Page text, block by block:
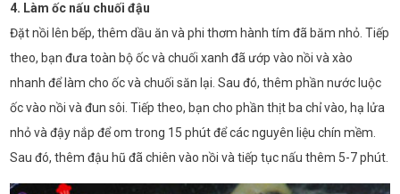
4. Làm ốc nấu chuối đậu
Đặt nồi lên bếp, thêm dầu ăn và phi thơm hành tím đã băm nhỏ. Tiếp
theo, bạn đưa toàn bộ ốc và chuối xanh đã ướp vào nồi và xào
nhanh để làm cho ốc và chuối săn lại. Sau đó, thêm phần nước luộc
ốc vào nồi và đun sôi. Tiếp theo, bạn cho phần thịt ba chỉ vào, hạ lửa
nhỏ và đậy nắp để om trong 15 phút để các nguyên liệu chín mềm.
Sau đó, thêm đậu hũ đã chiên vào nồi và tiếp tục nấu thêm 5-7 phút.